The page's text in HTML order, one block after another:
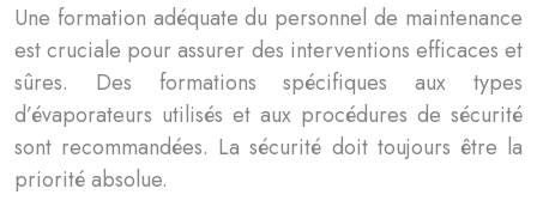
Une formation adéquate du personnel de maintenance
est cruciale pour assurer des interventions efficaces et
sûres. Des formations spécifiques aux types
d’évaporateurs utilisés et aux procédures de sécurité
sont recommandées. La sécurité doit toujours être la
priorité absolue.